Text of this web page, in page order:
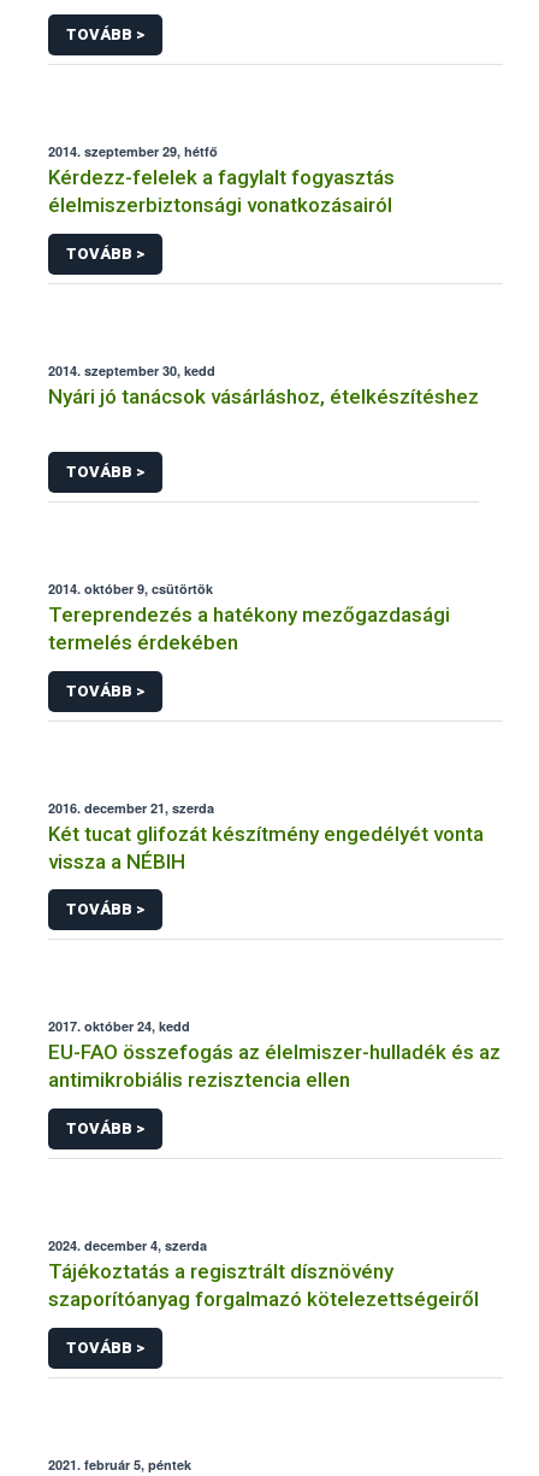
Rendszerben vetőmag témakörben intézhető
közhatalmi eljárásaihoz kapcsolódó
adatkezeléséhez
TOVÁBB >
2014. szeptember 29, hétfő
Kérdezz-felelek a fagylalt fogyasztás
élelmiszerbiztonsági vonatkozásairól
TOVÁBB >
2014. szeptember 30, kedd
Nyári jó tanácsok vásárláshoz, ételkészítéshez
TOVÁBB >
2014. október 9, csütörtök
Tereprendezés a hatékony mezőgazdasági
termelés érdekében
TOVÁBB >
2016. december 21, szerda
Két tucat glifozát készítmény engedélyét vonta
vissza a NÉBIH
TOVÁBB >
2017. október 24, kedd
EU-FAO összefogás az élelmiszer-hulladék és az
antimikrobiális rezisztencia ellen
TOVÁBB >
2024. december 4, szerda
Tájékoztatás a regisztrált dísznövény
szaporítóanyag forgalmazó kötelezettségeiről
TOVÁBB >
2021. február 5, péntek